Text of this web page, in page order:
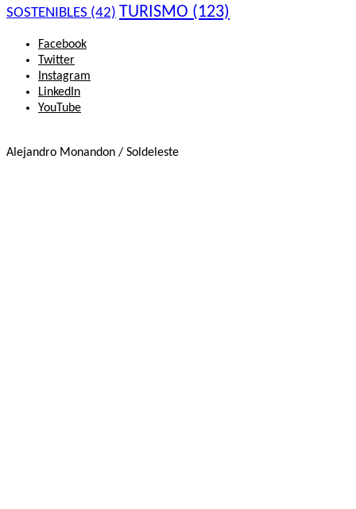
SOSTENIBLES (42) TURISMO (123)
Facebook
Twitter
Instagram
LinkedIn
YouTube
Alejandro Monandon / Soldeleste